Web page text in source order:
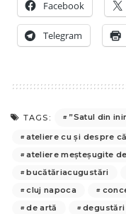
Facebook
Telegram
TAGS: ”Satul din
ateliere cu și despre
ateliere meșteșugite
bucătăriacugustări
cluj napoca
de artă